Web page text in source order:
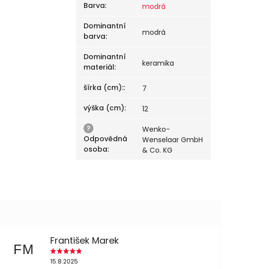
Barva:
modrá
Dominantní
barva: modrá
Dominantní
materiál: keramika
šírka (cm)::
7
výška (cm):
12
?
Odpovědná
osoba:
Wenko-
Wenselaar GmbH
& Co. KG
FM
František Marek
15.8.2025